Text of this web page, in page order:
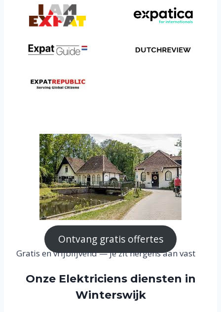
Ontvang gratis offertes
Gratis en vrijblijvend — je zit nergens aan vast
Onze Elektriciens diensten in
Winterswijk